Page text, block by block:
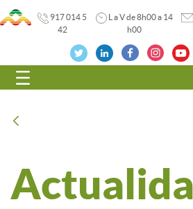
917 014 5
42
L a V de 8h00 a 14
h00